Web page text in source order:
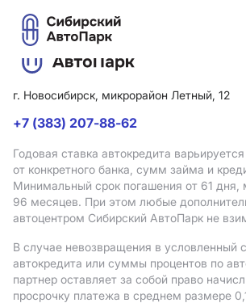
г. Новосибирск, микрорайон Летный, 12
+7 (383) 207-88-62
Годовая ставка автокредита
от конкретного банка, сумм займа и
Минимальный срок погашения от 61
96 месяцев. При этом любые
автоцентром Сибирский АвтоПарк не
В случае невозвращения в условленный
автокредита или суммы процентов по
партнер оставляет за собой право
просрочку платежа в среднем размере